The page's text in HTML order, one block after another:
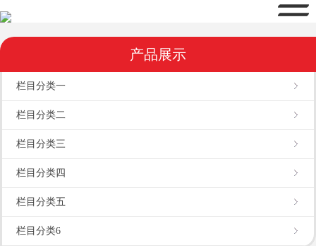
产品展示
栏目分类一
栏目分类二
栏目分类三
栏目分类四
栏目分类五
栏目分类6